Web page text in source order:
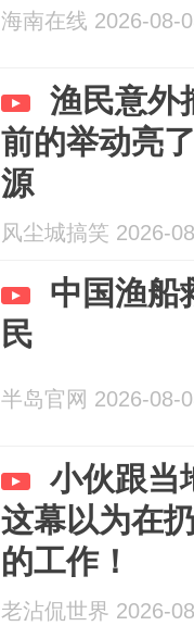
海南在线 2026-08-
渔民意外
前的举动亮
源
风尘城搞笑 2026-
中国渔船
民
半岛官网 2026-08-
小伙跟当
这幕以为在
的工作！
老沾侃世界 2026-